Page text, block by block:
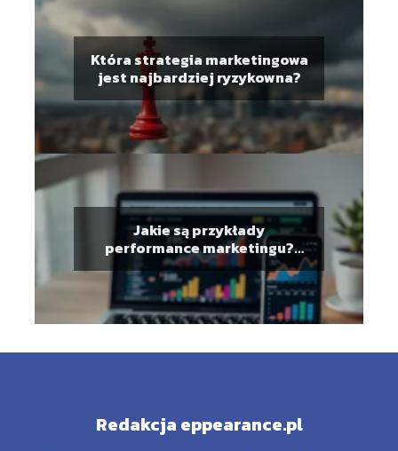
Która strategia marketingowa
jest najbardziej ryzykowna?
Jakie są przykłady
performance marketingu?
Skuteczne działania
Redakcja eppearance.pl